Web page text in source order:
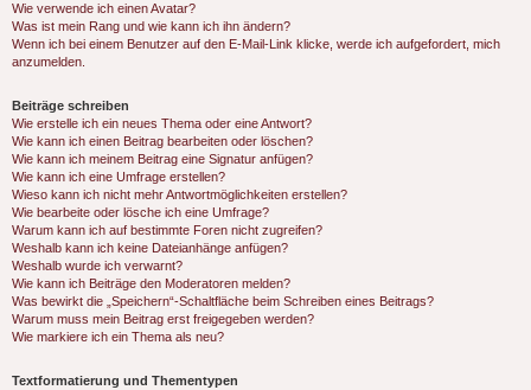
Wie verwende ich einen Avatar?
Was ist mein Rang und wie kann ich ihn ändern?
Wenn ich bei einem Benutzer auf den E-Mail-Link klicke, werde ich aufgefordert, mich
anzumelden.
Beiträge schreiben
Wie erstelle ich ein neues Thema oder eine Antwort?
Wie kann ich einen Beitrag bearbeiten oder löschen?
Wie kann ich meinem Beitrag eine Signatur anfügen?
Wie kann ich eine Umfrage erstellen?
Wieso kann ich nicht mehr Antwortmöglichkeiten erstellen?
Wie bearbeite oder lösche ich eine Umfrage?
Warum kann ich auf bestimmte Foren nicht zugreifen?
Weshalb kann ich keine Dateianhänge anfügen?
Weshalb wurde ich verwarnt?
Wie kann ich Beiträge den Moderatoren melden?
Was bewirkt die „Speichern“-Schaltfläche beim Schreiben eines Beitrags?
Warum muss mein Beitrag erst freigegeben werden?
Wie markiere ich ein Thema als neu?
Textformatierung und Thementypen